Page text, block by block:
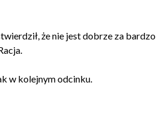
że nie jest dobrze za bardzo
w kolejnym odcinku.